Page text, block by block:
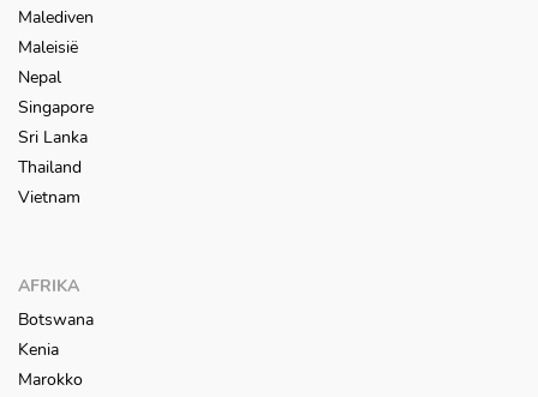
Malediven
Maleisië
Nepal
Singapore
Sri Lanka
Thailand
Vietnam
AFRIKA
Botswana
Kenia
Marokko